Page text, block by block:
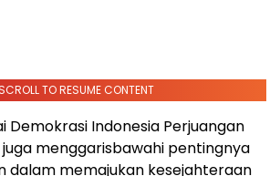
SCROLL TO RESUME CONTENT
Demokrasi Indonesia Perjuangan
juga menggarisbawahi pentingnya
dalam memajukan kesejahteraan